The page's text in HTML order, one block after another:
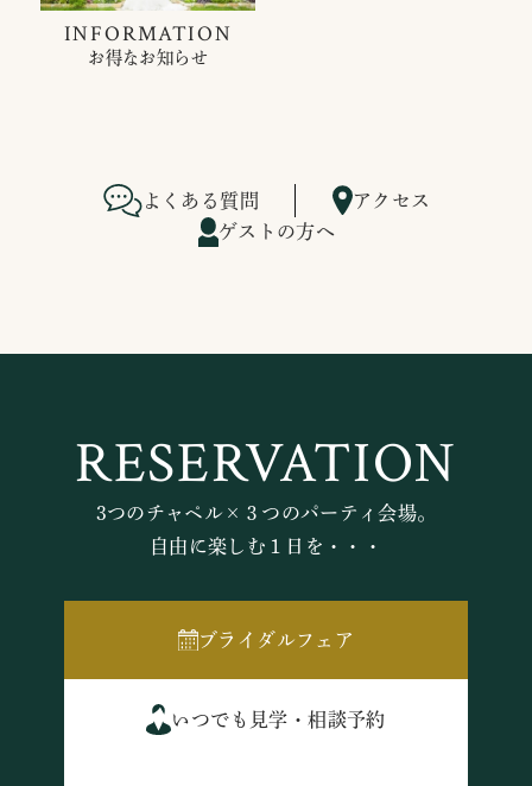
INFORMATION
お得なお知らせ
よくある質問
アクセス
ゲストの方へ
RESERVATION
3つのチャペル×３つのパーティ会場。
自由に楽しむ１日を・・・
ブライダルフェア
いつでも見学・相談予約